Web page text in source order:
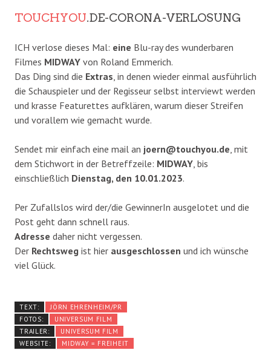
TOUCHYOU.DE-CORONA-VERLOSUNG
ICH verlose dieses Mal: eine Blu-ray des wunderbaren
Filmes MIDWAY von Roland Emmerich.
Das Ding sind die Extras , in denen wieder einmal ausführlich
die Schauspieler und der Regisseur selbst interviewt werden
und krasse Featurettes aufklären, warum dieser Streifen
und vorallem wie gemacht wurde.
Sendet mir einfach eine mail an joern@touchyou.de , mit
dem Stichwort in der Betreffzeile: MIDWAY , bis
einschließlich Dienstag, den 10.01.2023.
Per Zufallslos wird der/die GewinnerIn ausgelotet und die
Post geht dann schnell raus.
Adresse daher nicht vergessen.
Der Rechtsweg ist hier ausgeschlossen und ich wünsche
viel Glück.
TEXT:
JÖRN EHRENHEIM/PR
FOTOS:
UNIVERSUM FILM
TRAILER:
UNIVERSUM FILM
WEBSITE:
MIDWAY = FREIHEIT